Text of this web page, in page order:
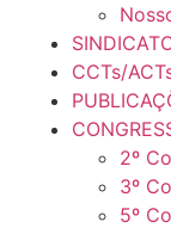
CCTs/
2º
3º
5º